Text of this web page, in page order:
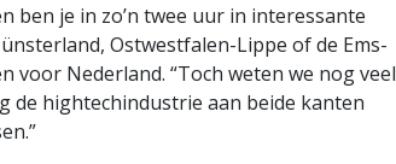
ben je in zo’n twee uur in interessante
Ostwestfalen-Lippe of de Ems-
voor Nederland. “Toch weten we nog veel
de hightechindustrie aan beide kanten